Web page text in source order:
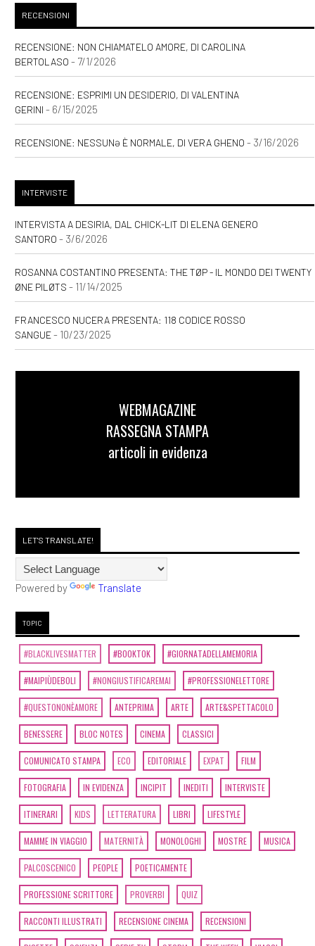
Nicole Tinazzi: incipit
[17] Una felicità semplice, di
Sara Rattaro: incipit
Marzo 2021
[08]Zucchero filato, di
Settembre 2020
Il risveglio della Fenice, di
Andrea Riccardo Gasparoni:
incipit
Agosto 2020
Caro e stinto, di Maury
Incen: incipit
[25]Natura morta, di Andrea
Giorgi: incipit
Aprile 2020
[27]I racconti incantati, di
Gloria Donati: incipit
Dicembre 2019
[02]La Terra canta in Do, di
Maurizio Agostini: incipit
Giugno 2019
[17]Pasta fatta in casa, di
Luca Murano: incipit
Marzo 2019
RECENSIONI
RECENSIONE: NON CHIAMATELO AMORE, DI CAROLINA
BERTOLASO - 7/1/2026
RECENSIONE: ESPRIMI UN DESIDERIO, DI VALENTINA
GERINI - 6/15/2025
RECENSIONE: NESSUNƏ È NORMALE, DI VERA GHENO - 3/16/2026
INTERVISTE
INTERVISTA A DESIRIA, DAL CHICK-LIT DI ELENA GENERO
SANTORO - 3/6/2026
ROSANNA COSTANTINO PRESENTA: THE TØP - IL MONDO DEI TWENTY
ØNE PILØTS - 11/14/2025
FRANCESCO NUCERA PRESENTA: 118 CODICE ROSSO
SANGUE- 10/23/2025
WEBMAGAZINE
RASSEGNA STAMPA
articoli in evidenza
LET'S TRANSLATE!
Powered by Translate
TOPIC
#BLACKLIVESMATTER #BOOKTOK #GIORNATADELLAMEMORIA
#MAIPIÙDEBOLI #NONGIUSTIFICAREMAI #PROFESSIONELETTORE
#QUESTONONÈAMORE ANTEPRIMA ARTE ARTE&SPETTACOLO
BENESSERE BLOC NOTES CINEMA CLASSICI
COMUNICATO STAMPA ECO EDITORIALE EXPAT FILM
FOTOGRAFIA IN EVIDENZA INCIPIT INEDITI INTERVISTE
ITINERARI KIDS LETTERATURA LIBRI LIFESTYLE
MAMME IN VIAGGIO MATERNITÀ MONOLOGHI MOSTRE MUSICA
PALCOSCENICO PEOPLE POETICAMENTE
PROFESSIONE SCRITTORE PROVERBI QUIZ
RACCONTI ILLUSTRATI RECENSIONE CINEMA RECENSIONI